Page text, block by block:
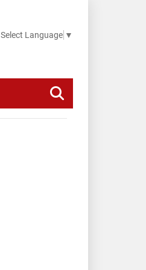
Select Language ▼